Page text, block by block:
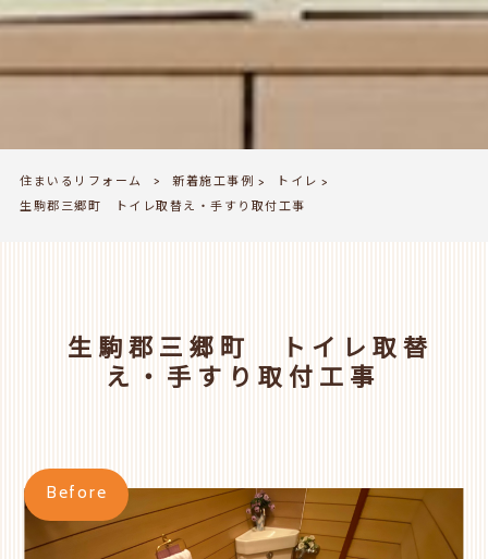
住まいるリフォーム > 新着施工事例 > トイレ >
生駒郡三郷町 トイレ取替え・手すり取付工事
生駒郡三郷町 トイレ取替
え・手すり取付工事
Before